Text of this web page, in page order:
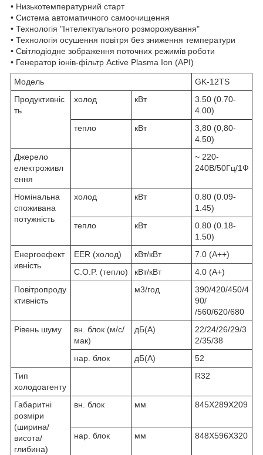
• Низькотемпературний старт
• Система автоматичного самоочищення
• Технологія "Інтелектуального розморожування"
• Технологія осушення повітря без зниження температури
• Світлодіодне зображення поточних режимів роботи
• Генератор іонів-фільтр Active Plasma Ion (API)
Модель
GK-12TS
Продуктивніс
ть
холод кВт
3.50 (0.70-
4.00)
тепло
кВт
3,80 (0,80-
4.50)
Джерело
електроживл
ення
~ 220-
240В/50Гц/1Ф
Номінальна
споживана
потужність
холод кВт
0.80 (0.09-
1.45)
тепло
кВт
0.80 (0.18-
1.50)
Енергоефект
ивність
EER (холод) кВт/кВт
7.0 (A++)
C.O.P. (тепло)
кВт/кВт
4.0 (A+)
Повітропроду
ктивність
м3/год
390/420/450/4
90/
/560/620/680
Рівень шуму
вн. блок (м/с/
мак)
дБ(А)
22/24/26/29/3
2/35/38
нар. блок
дБ(А)
52
Тип
холодоагенту
R32
Габаритні
розміри
(ширина/
висота/
глибина)
вн. блок мм 845X289X209
нар. блок мм 848X596X320